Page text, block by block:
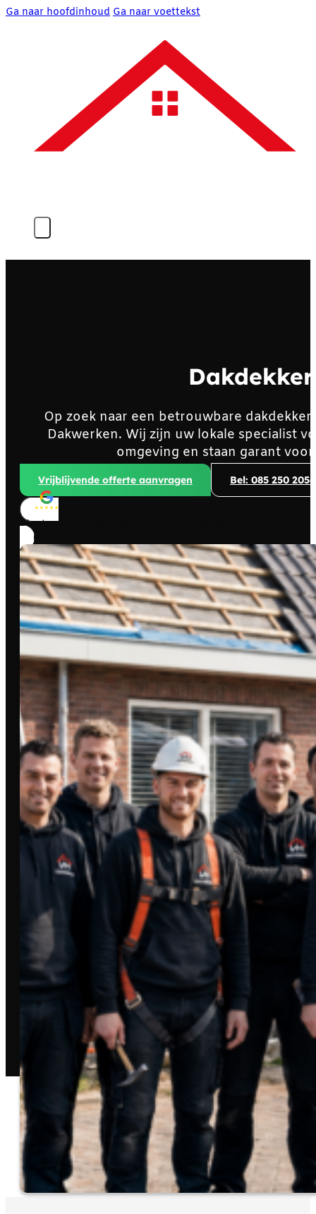
Ga naar hoofdinhoud Ga naar voettekst
Op zoek naar een betrouwbare
Dakwerken. Wij zijn uw lokale specialist
omgeving en staan garant
Vrijblijvende offerte aanvragen Bel: 085 250 2056
Klanten beoordelen ons met